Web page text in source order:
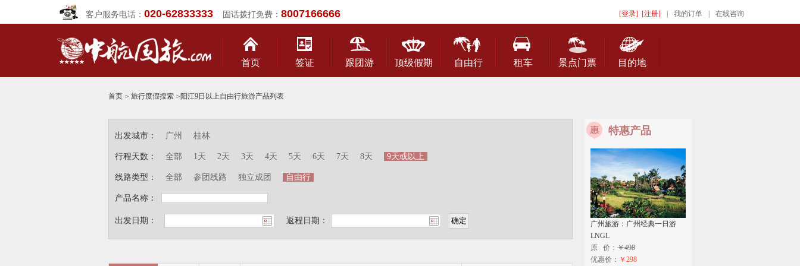
客户服务电话：020-62833333 固话拨打免费：8007166666 [登录] [注册] 我的订单 在线咨询
首页 签证 跟团游 顶级假期 自由行 租车 景点门票 目的地
首页 > 旅行度假搜索 > 阳江9日以上自由行旅游产品列表
出发城市：
行程天数：
线路类型：
产品名称：
广州 桂林
全部 1天 2天 3天 4天 5天 6天 7天 8天 9天或以上
全部 参团线路 独立成团 自由行
出发日期： 返程日期：
特惠产品
广州旅游：广州经典一日游
LNGL
原 价： ￥498
优惠价： ￥298